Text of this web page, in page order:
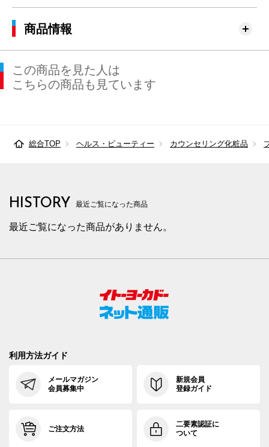
商品情報
この商品を見た人は
こちらの商品も見ています
総合TOP ヘルス・ビューティー カウンセリング化粧品
HISTORY 最近ご覧になった商品
最近ご覧になった商品がありません。
利用方法ガイド
メールマガジン
会員募集中
新規会員
登録ガイド
ご注文方法
二要素認証に
ついて